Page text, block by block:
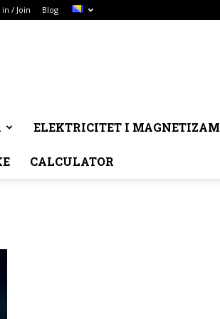
in / Join Blog
ELEKTRICITET I MAGNETIZAM
CALCULATOR